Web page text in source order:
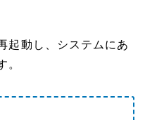
起動し、システムにあ
。